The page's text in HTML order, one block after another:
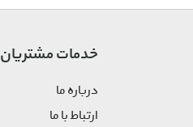
خدمات مشتریان
درباره ما
ارتباط با ما